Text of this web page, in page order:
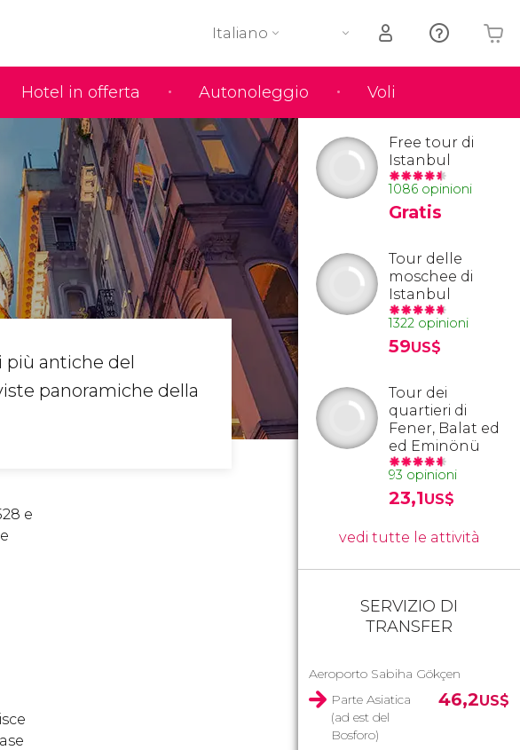
Hotel in offerta Autonoleggio Voli
Italiano
Il tuo carrello è vuoto
più antiche del
panoramiche della
e
e
Free tour di
Istanbul
1086 opinioni
Gratis
Tour delle
moschee di
Istanbul
1322 opinioni
59US$
Tour dei
quartieri di
Fener, Balat ed
ed Eminönü
93 opinioni
23,1US$
vedi tutte le attività
SERVIZIO DI
TRANSFER
Aeroporto Sabiha Gökçen
Parte Asiatica
(ad est del
Bosforo)
46,2US$